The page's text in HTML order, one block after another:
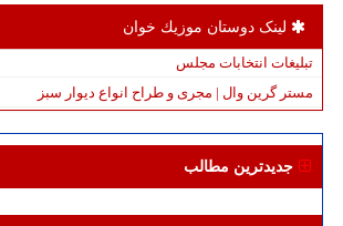
لینک دوستان موزیك خوان
تبلیغات انتخابات مجلس
مستر گرین وال | مجری و طراح انواع دیوار سبز
جدیدترین مطالب